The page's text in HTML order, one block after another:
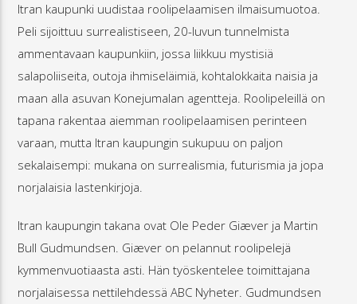
Itran kaupunki uudistaa roolipelaamisen ilmaisumuotoa.
Peli sijoittuu surrealistiseen, 20-luvun tunnelmista
ammentavaan kaupunkiin, jossa liikkuu mystisiä
salapoliiseita, outoja ihmiseläimiä, kohtalokkaita naisia ja
maan alla asuvan Konejumalan agentteja. Roolipeleillä on
tapana rakentaa aiemman roolipelaamisen perinteen
varaan, mutta Itran kaupungin sukupuu on paljon
sekalaisempi: mukana on surrealismia, futurismia ja jopa
norjalaisia lastenkirjoja.
Itran kaupungin takana ovat Ole Peder Giæver ja Martin
Bull Gudmundsen. Giæver on pelannut roolipelejä
kymmenvuotiaasta asti. Hän työskentelee toimittajana
norjalaisessa nettilehdessä ABC Nyheter. Gudmundsen